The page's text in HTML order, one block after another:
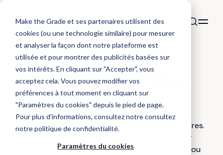
Make the Grade et ses partenaires utilisent des
cookies (ou une technologie similaire) pour mesurer
et analyser la façon dont notre plateforme est
utilisée et pour montrer des publicités basées sur
vos intérêts. En cliquant sur "Accepter", vous
acceptez cela. Vous pouvez modifier vos
préférences à tout moment en cliquant sur
"Paramètres du cookies" depuis le pied de page.
Pour plus d'informations, consultez notreconsultez
notre politique de confidentialité.
Paramètres du cookies
DÉFINITION
Liste de diffusion
Liste de diffusion : désigne un groupe d'adresses
email segmentées en fonction de différents critères.
Cela peut être par rapport au métier, au secteur
d'activité, au statut du contact, s'il est un client ou